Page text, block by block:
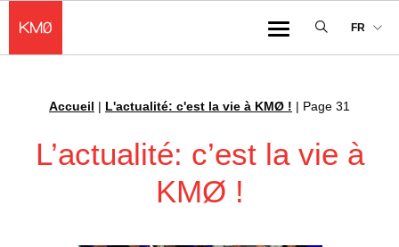
Menu
FR
Fil d'Ariane :
Accueil | L'actualité: c'est la vie à KMØ ! | Page 31
L’actualité: c’est la vie à
KMØ !